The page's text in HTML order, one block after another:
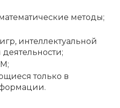
методы;
интеллектуальной
только в